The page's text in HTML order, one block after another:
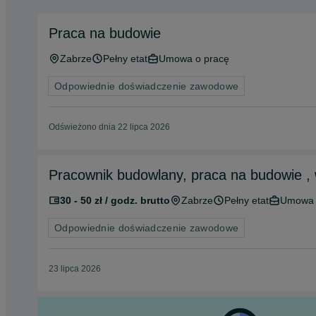
Praca na budowie
Zabrze Pełny etat Umowa o pracę
Odpowiednie doświadczenie zawodowe
Odświeżono dnia 22 lipca 2026
Pracownik budowlany, praca na budowie
30 - 50 zł / godz. brutto Zabrze Pełny etat
Odpowiednie doświadczenie zawodowe
23 lipca 2026